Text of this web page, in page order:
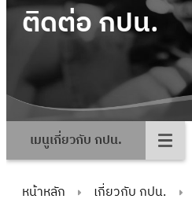
ติดต่อ กปน.
เมนูเกี่ยวกับ กปน.
หน้าหลัก เกี่ยวกับ กปน.